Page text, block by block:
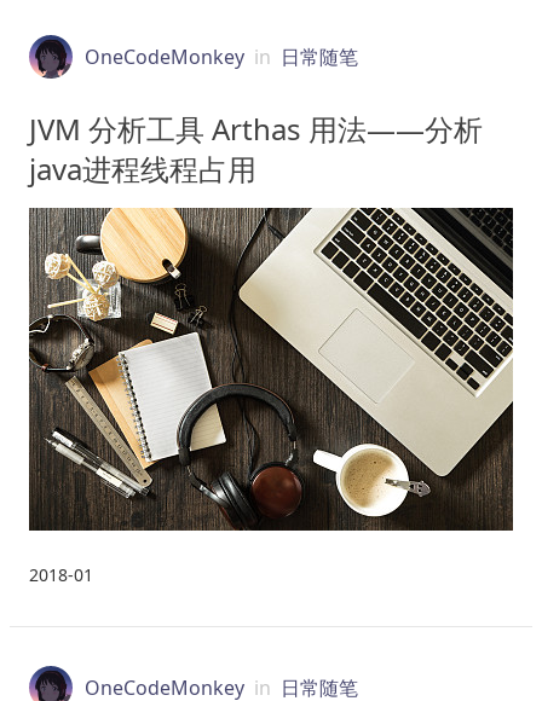
OneCodeMonkey in 日常随笔
JVM 分析工具 Arthas 用法——分析
java进程线程占用
2018-01
OneCodeMonkey in 日常随笔